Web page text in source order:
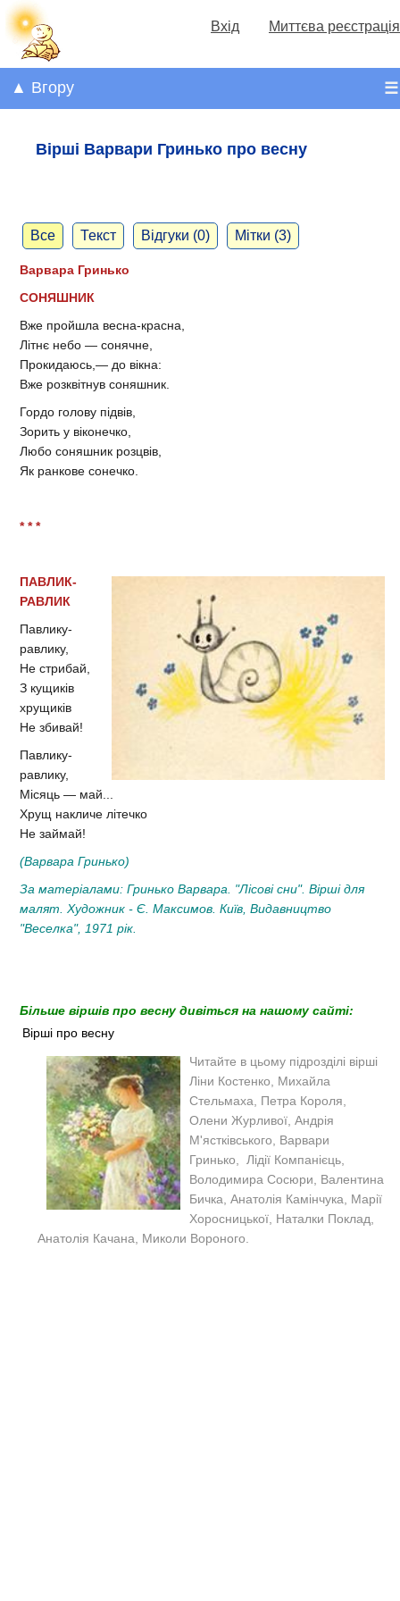
Вхід Миттєва реєстрація
☰
▲ Вгору
Вірші Варвари Гринько про весну
Все Текст Відгуки (0) Мітки (3)
Варвара Гринько
СОНЯШНИК
Вже пройшла весна-красна,
Літнє небо — сонячне,
Прокидаюсь,— до вікна:
Вже розквітнув соняшник.
Гордо голову підвів,
Зорить у віконечко,
Любо соняшник розцвів,
Як ранкове сонечко.
* * *
ПАВЛИК-
РАВЛИК
Павлику-
равлику,
Не стрибай,
З кущиків
хрущиків
Не збивай!
Павлику-
равлику,
Місяць — май...
Хрущ накличе літечко
Не займай!
(Варвара Гринько)
За матеріалами: Гринько Варвара. "Лісові сни". Вірші для
малят. Художник - Є. Максимов. Київ, Видавництво
"Веселка", 1971 рік.
Більше віршів про весну дивіться на нашому сайті:
Вірші про весну
Читайте в цьому підрозділі вірші
Ліни Костенко, Михайла
Стельмаха, Петра Короля,
Олени Журливої, Андрія
М'ястківського, Варвари
Гринько, Лідії Компанієць,
Володимира Сосюри, Валентина
Бичка, Анатолія Камінчука, Марії
Хоросницької, Наталки Поклад,
Анатолія Качана, Миколи Вороного.